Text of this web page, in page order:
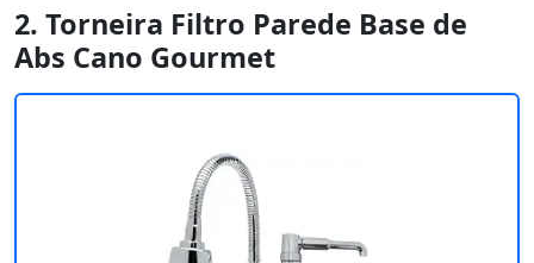
2. Torneira Filtro Parede Base de
Abs Cano Gourmet